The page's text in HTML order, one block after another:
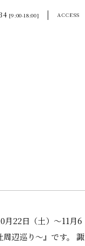
[9:00-18:00] ACCESS
月22日（土）～11月6
辺巡り～』です。 諏